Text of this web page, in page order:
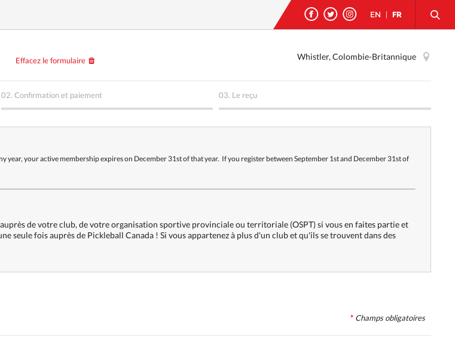
EN FR
Effacez le formulaire Whistler, Colombie-Britannique
02. Confirmation et paiement 03. Le reçu
year, your active membership expires on December 31st of that year. If you register between September 1st and December 31st of
de votre club, de votre organisation sportive provinciale ou territoriale (OSPT) si vous en faites partie et
seule fois auprès de Pickleball Canada ! Si vous appartenez à plus d'un club et qu'ils se trouvent dans des
* Champs obligatoires